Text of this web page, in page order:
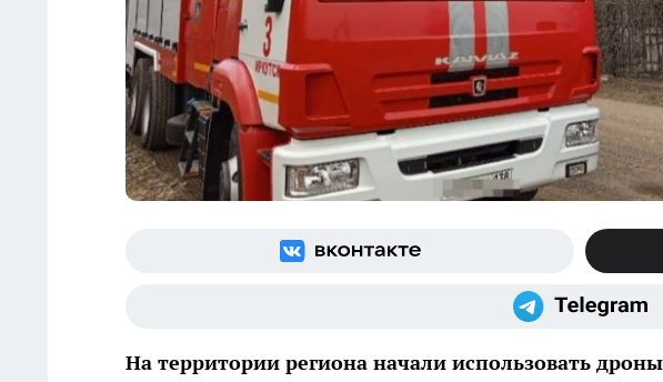
На территории региона начали использовать